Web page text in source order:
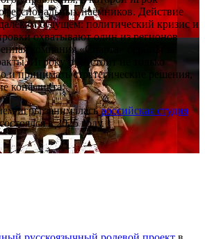
наёмников. Действие
будущем: политический кризис и
охватывают один из регионов
компания «Спарта» берётся за
Игроку предстоит не только
и принимать стратегические решения,
конфликта.
игры занималасьроссийская студия
в 2025 году.